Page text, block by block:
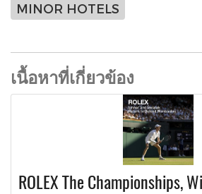
MINOR HOTELS
เนื้อหาที่เกี่ยวข้อง
ROLEX The Championships,